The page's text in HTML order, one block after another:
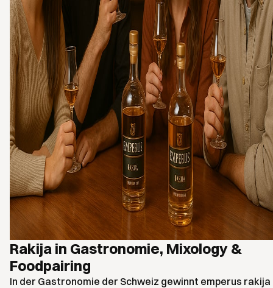
Rakija in Gastronomie, Mixology &
Foodpairing
In der Gastronomie der Schweiz gewinnt emperus rakija